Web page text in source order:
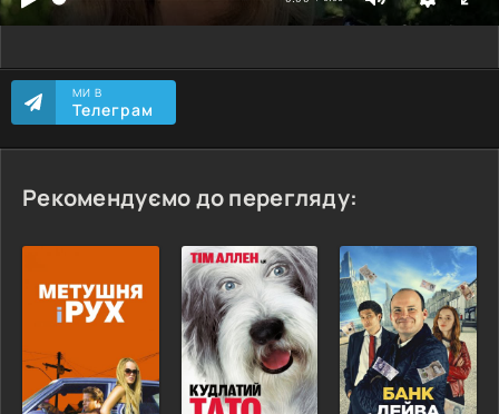
МИ В
Телеграм
Рекомендуємо до перегляду: